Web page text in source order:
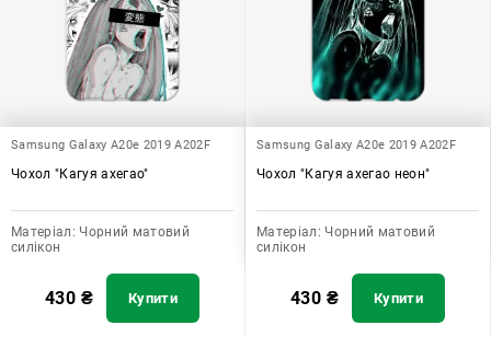
Samsung Galaxy A20e 2019 A202F
Чохол "Кагуя ахегао"
Матеріал: Чорний матовий
силікон
430 ₴ Купити
Samsung Galaxy A20e 2019 A202F
Чохол "Кагуя ахегао неон"
Матеріал: Чорний матовий
силікон
430 ₴ Купити